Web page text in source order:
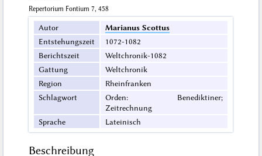
Repertorium Fontium 7, 458
Autor
Marianus Scottus
Entstehungszeit
1072-1082
Berichtszeit
Weltchronik-1082
Gattung
Weltchronik
Region
Rheinfranken
Schlagwort
Orden: Benediktiner;
Zeitrechnung
Sprache
Lateinisch
Beschreibung